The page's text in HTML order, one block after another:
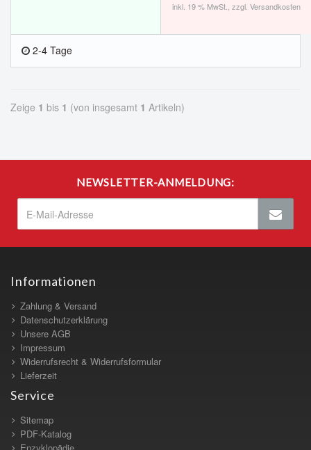
inkl. 19 % MwSt., zzgl. Versandkosten
2-4 Tage
Zeige 1 bis 1 (von insgesamt 1 Artikeln)
NEWSLETTER-ANMELDUNG:
Informationen
Zahlung & Versand
Datenschutzerklärung
Unsere AGB
Impressum
Widerrufsrecht & Widerrufsformular
Lieferzeit
Service
Sitemap
PDF-Katalog